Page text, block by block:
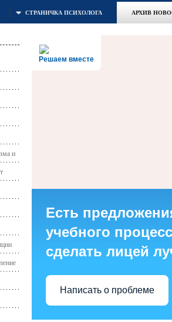
СТРАНИЧКА ПСИХОЛОГА АРХИВ
и
Решаем вместе
Есть
учебного
сделать лицей
Написать о проблеме